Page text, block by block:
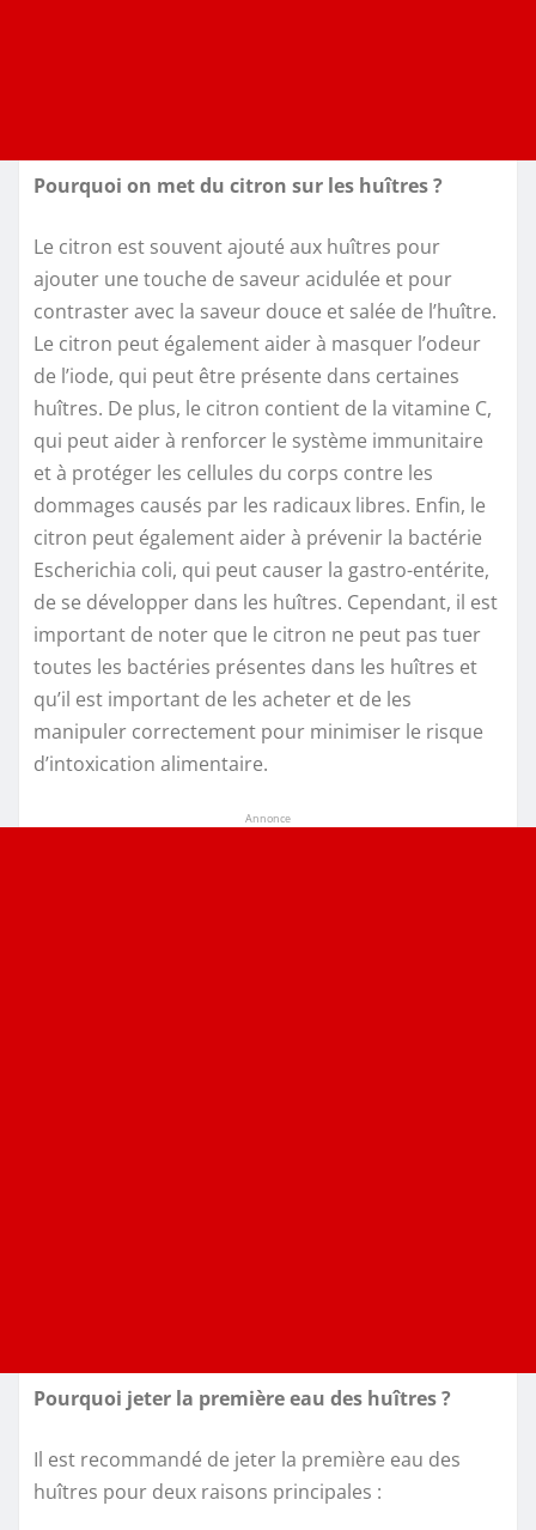
Pourquoi on met du citron sur les huîtres ?
Le citron est souvent ajouté aux huîtres pour
ajouter une touche de saveur acidulée et pour
contraster avec la saveur douce et salée de l’huître.
Le citron peut également aider à masquer l’odeur
de l’iode, qui peut être présente dans certaines
huîtres. De plus, le citron contient de la vitamine C,
qui peut aider à renforcer le système immunitaire
et à protéger les cellules du corps contre les
dommages causés par les radicaux libres. Enfin, le
citron peut également aider à prévenir la bactérie
Escherichia coli, qui peut causer la gastro-entérite,
de se développer dans les huîtres. Cependant, il est
important de noter que le citron ne peut pas tuer
toutes les bactéries présentes dans les huîtres et
qu’il est important de les acheter et de les
manipuler correctement pour minimiser le risque
d’intoxication alimentaire.
Annonce
Pourquoi jeter la première eau des huîtres ?
Il est recommandé de jeter la première eau des
huîtres pour deux raisons principales :